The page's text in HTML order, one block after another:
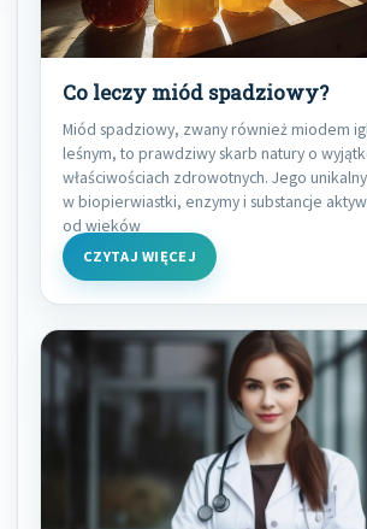
Co leczy miód spadziowy?
Miód spadziowy, zwany również miodem
leśnym, to prawdziwy skarb natury o
właściwościach zdrowotnych. Jego
w biopierwiastki, enzymy i substancje
od wieków
CZYTAJ WIĘCEJ